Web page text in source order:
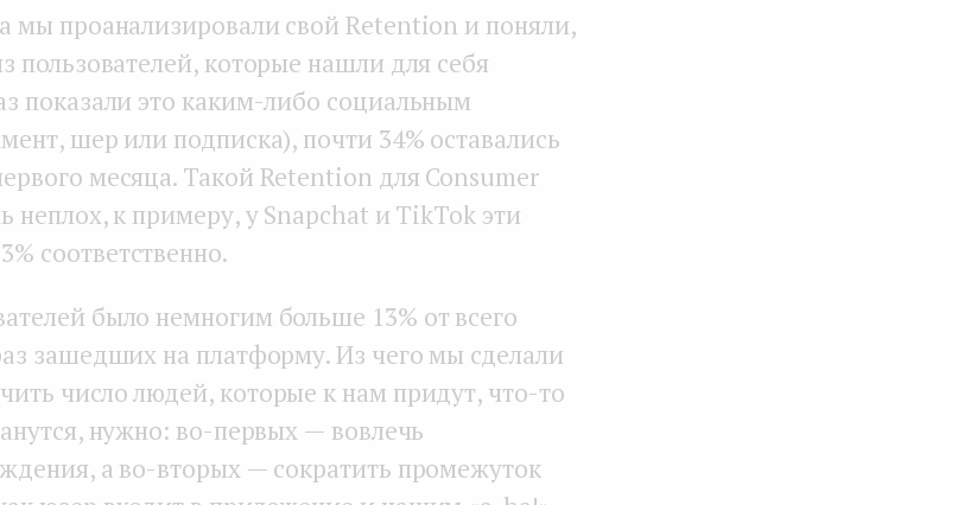
мы проанализировали свой Retention и поняли,
пользователей, которые нашли для себя
показали это каким-либо социальным
шер или подписка), почти 34% оставались
месяца. Такой Retention для Consumer
неплох, к примеру, у Snapchat и TikTok эти
соответственно.
было немногим больше 13% от всего
зашедших на платформу. Из чего мы сделали
число людей, которые к нам придут, что-то
нужно: во-первых — вовлечь
а во-вторых — сократить промежуток